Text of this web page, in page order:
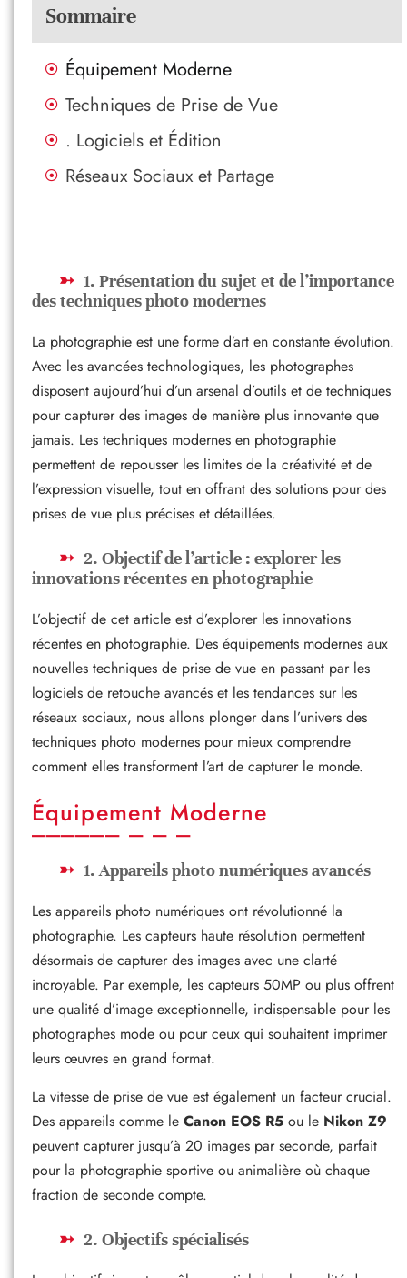
Sommaire
Équipement Moderne
Techniques de Prise de Vue
. Logiciels et Édition
Réseaux Sociaux et Partage
1. Présentation du sujet et de l’importance
des techniques photo modernes
La photographie est une forme d’art en constante évolution.
Avec les avancées technologiques, les photographes
disposent aujourd’hui d’un arsenal d’outils et de techniques
pour capturer des images de manière plus innovante que
jamais. Les techniques modernes en photographie
permettent de repousser les limites de la créativité et de
l’expression visuelle, tout en offrant des solutions pour des
prises de vue plus précises et détaillées.
2. Objectif de l’article : explorer les
innovations récentes en photographie
L’objectif de cet article est d’explorer les innovations
récentes en photographie. Des équipements modernes aux
nouvelles techniques de prise de vue en passant par les
logiciels de retouche avancés et les tendances sur les
réseaux sociaux, nous allons plonger dans l’univers des
techniques photo modernes pour mieux comprendre
comment elles transforment l’art de capturer le monde.
Équipement Moderne
1. Appareils photo numériques avancés
Les appareils photo numériques ont révolutionné la
photographie. Les capteurs haute résolution permettent
désormais de capturer des images avec une clarté
incroyable. Par exemple, les capteurs 50MP ou plus offrent
une qualité d’image exceptionnelle, indispensable pour les
photographes mode ou pour ceux qui souhaitent imprimer
leurs œuvres en grand format.
La vitesse de prise de vue est également un facteur crucial.
Des appareils comme le Canon EOS R5 ou le Nikon Z9
peuvent capturer jusqu’à 20 images par seconde, parfait
pour la photographie sportive ou animalière où chaque
fraction de seconde compte.
2. Objectifs spécialisés